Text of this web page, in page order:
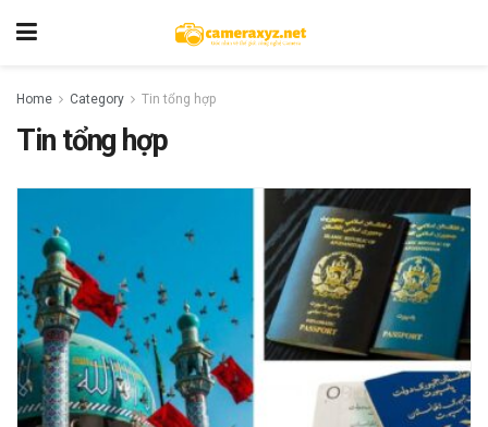
Home Category Tin tổng hợp
Tin tổng hợp